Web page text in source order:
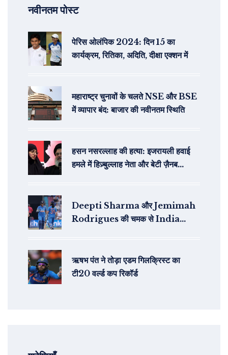
नवीनतम पोस्ट
पेरिस ओलंपिक 2024: दिन 15 का
कार्यक्रम, रितिका, अदिति, दीक्षा एक्शन में
महाराष्ट्र चुनावों के चलते NSE और BSE
में व्यापार बंद: बाजार की नवीनतम स्थिति
हसन नसरल्लाह की हत्या: इजरायली हवाई
हमले में हिज़्बुल्लाह नेता और बेटी ज़ैनब
Deepti Sharma और Jemimah
Rodrigues की चमक से India
ऋषभ पंत ने तोड़ा एडम गिलक्रिस्ट का
टी20 वर्ल्ड कप रिकॉर्ड